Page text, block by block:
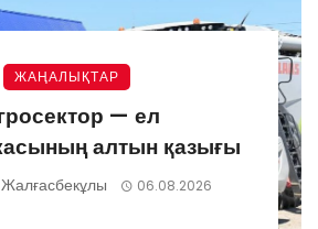
ЖАҢАЛЫҚТАР
— ел
алтын қазығы
06.08.2026